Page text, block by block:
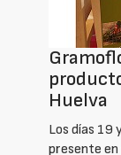
Huelva
Los días 19
presente